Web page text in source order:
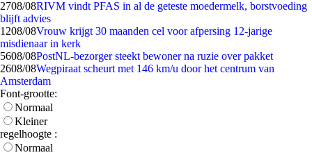
2708/08RIVM vindt PFAS in al de geteste moedermelk, borstvoeding
blijft advies
1208/08Vrouw krijgt 30 maanden cel voor afpersing 12-jarige
misdienaar in kerk
5608/08PostNL-bezorger steekt bewoner na ruzie over pakket
2608/08Wegpiraat scheurt met 146 km/u door het centrum van
Amsterdam
Font-grootte:
Normaal
Kleiner
regelhoogte :
Normaal